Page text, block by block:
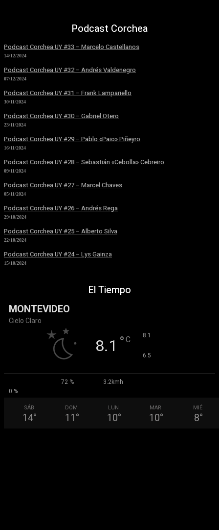
Podcast Corchea
Podcast Corchea UY #33 – Marcelo Castellanos
14/12/2024
Podcast Corchea UY #32 – Andrés Valdenegro
07/12/2024
Podcast Corchea UY #31 – Frank Lampariello
30/11/2024
Podcast Corchea UY #30 – Gabriel Otero
23/11/2024
Podcast Corchea UY #29 – Pablo «Paio» Piñeyro
16/11/2024
Podcast Corchea UY #28 – Sebastián «Cebolla» Cebreiro
09/11/2024
Podcast Corchea UY #27 – Marcel Chaves
05/11/2024
Podcast Corchea UY #26 – Andrés Rega
29/10/2024
Podcast Corchea UY #25 – Alberto Silva
22/10/2024
Podcast Corchea UY #24 – Lys Gainza
15/10/2024
El Tiempo
MONTEVIDEO
Cielo Claro
8.1 ° C 8.1
6.5
72 %
3.2kmh
0 %
SÁB
14°
DOM
11 °
LUN
10°
MAR
10°
MIÉ
8°